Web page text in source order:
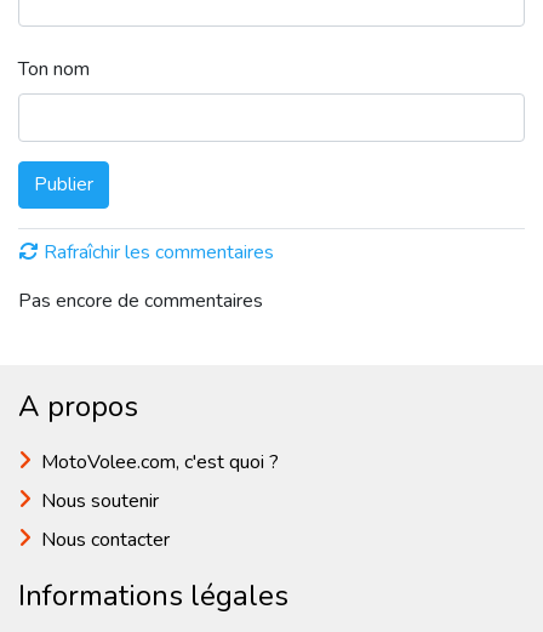
Ton nom
Publier
Rafraîchir les commentaires
Pas encore de commentaires
A propos
MotoVolee.com, c'est quoi ?
Nous soutenir
Nous contacter
Informations légales